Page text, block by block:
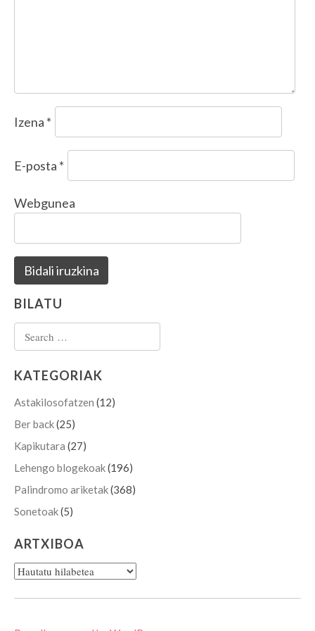
Izena *
E-posta *
Webgunea
BILATU
KATEGORIAK
Astakilosofatzen (12)
Ber back(25)
Kapikutara (27)
Lehengo blogekoak(196)
Palindromo ariketak(368)
Sonetoak(5)
ARTXIBOA
Artxiboa